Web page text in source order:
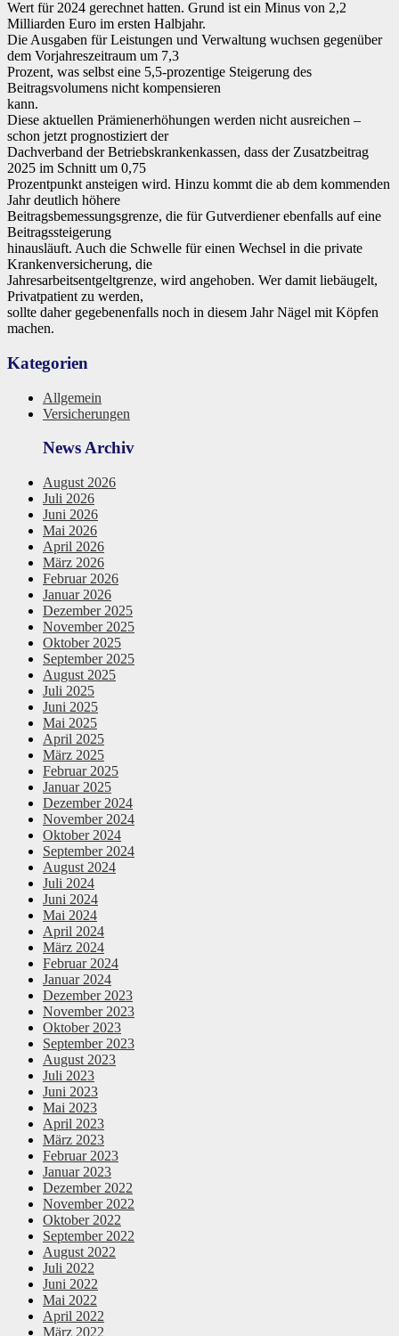
Wert für 2024 gerechnet hatten. Grund ist ein Minus von 2,2
Milliarden Euro im ersten Halbjahr.
Die Ausgaben für Leistungen und Verwaltung wuchsen gegenüber
dem Vorjahreszeitraum um 7,3
Prozent, was selbst eine 5,5-prozentige Steigerung des
Beitragsvolumens nicht kompensieren
kann.
Diese aktuellen Prämienerhöhungen werden nicht ausreichen –
schon jetzt prognostiziert der
Dachverband der Betriebskrankenkassen, dass der Zusatzbeitrag
2025 im Schnitt um 0,75
Prozentpunkt ansteigen wird. Hinzu kommt die ab dem kommenden
Jahr deutlich höhere
Beitragsbemessungsgrenze, die für Gutverdiener ebenfalls auf eine
Beitragssteigerung
hinausläuft. Auch die Schwelle für einen Wechsel in die private
Krankenversicherung, die
Jahresarbeitsentgeltgrenze, wird angehoben. Wer damit liebäugelt,
Privatpatient zu werden,
sollte daher gegebenenfalls noch in diesem Jahr Nägel mit Köpfen
machen.
Kategorien
Allgemein
Versicherungen
News Archiv
August 2026
Juli 2026
Juni 2026
Mai 2026
April 2026
März 2026
Februar 2026
Januar 2026
Dezember 2025
November 2025
Oktober 2025
September 2025
August 2025
Juli 2025
Juni 2025
Mai 2025
April 2025
März 2025
Februar 2025
Januar 2025
Dezember 2024
November 2024
Oktober 2024
September 2024
August 2024
Juli 2024
Juni 2024
Mai 2024
April 2024
März 2024
Februar 2024
Januar 2024
Dezember 2023
November 2023
Oktober 2023
September 2023
August 2023
Juli 2023
Juni 2023
Mai 2023
April 2023
März 2023
Februar 2023
Januar 2023
Dezember 2022
November 2022
Oktober 2022
September 2022
August 2022
Juli 2022
Juni 2022
Mai 2022
April 2022
März 2022